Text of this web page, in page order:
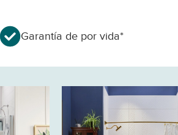
Garantía de por vida*